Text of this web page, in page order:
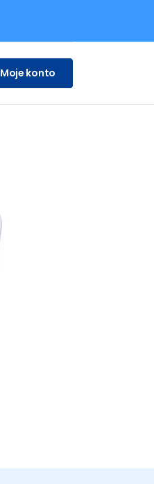
Moje konto